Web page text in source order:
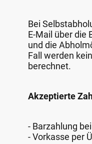
Bei
E-Mail über die
und die
Fall werden
berechnet.
Akzeptierte
- Barzahlung
- Vorkasse per